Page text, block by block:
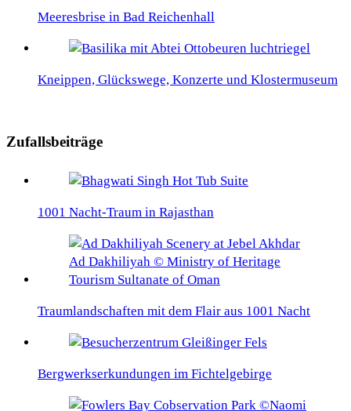
Meeresbrise in Bad Reichenhall
Kneippen, Glückswege, Konzerte und Klostermuseum
Zufallsbeiträge
1001 Nacht-Traum in Rajasthan
Traumlandschaften mit dem Flair aus 1001 Nacht
Bergwerkserkundungen im Fichtelgebirge